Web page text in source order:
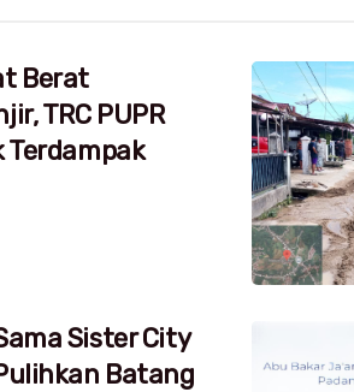
Berat
TRC PUPR
Terdampak
Sister City
Batang